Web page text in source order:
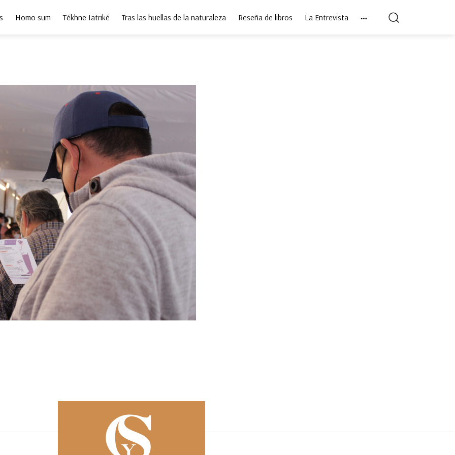
Homo sum Tékhne Iatriké Tras las huellas de la naturaleza Reseña de libros La Entrevista